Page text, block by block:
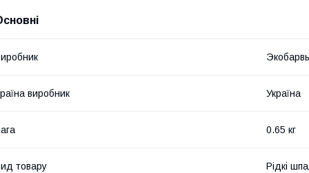
виробник Україна
0.65 кг
товару Рідкі